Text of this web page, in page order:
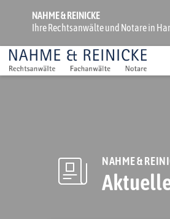
NAHME & REINICKE
Ihre Rechtsanwälte und Notare in
NAHME &